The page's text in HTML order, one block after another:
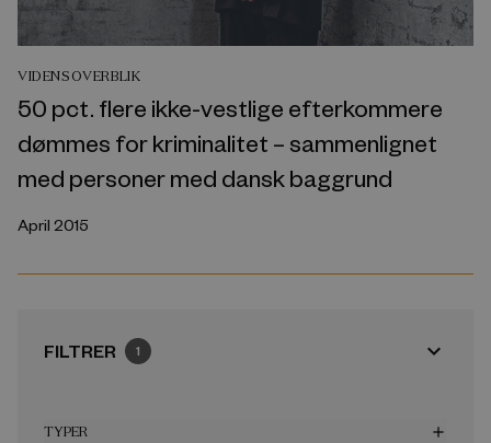
VIDENSOVERBLIK
50 pct. flere ikke-vestlige efterkommere
dømmes for kriminalitet – sammenlignet
med personer med dansk baggrund
April 2015
FILTRER 1 expand_more
TYPER add